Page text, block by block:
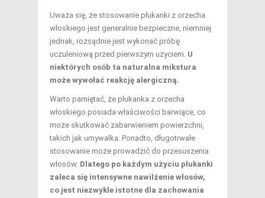
Uważa się, że stosowanie płukanki z orzecha
włoskiego jest generalnie bezpieczne, niemniej
jednak, rozsądnie jest wykonać próbę
uczuleniową przed pierwszym użyciem. U
niektórych osób ta naturalna mikstura
może wywołać reakcję alergiczną.
Warto pamiętać, że płukanka z orzecha
włoskiego posiada właściwości barwiące, co
może skutkować zabarwieniem powierzchni,
takich jak umywalka. Ponadto, długotrwałe
stosowanie może prowadzić do przesuszenia
włosów. Dlatego po każdym użyciu płukanki
zaleca się intensywne nawilżenie włosów,
co jest niezwykle istotne dla zachowania